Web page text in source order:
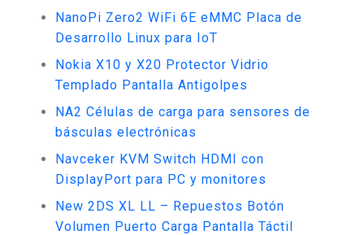
NanoPi Zero2 WiFi 6E eMMC Placa de
Desarrollo Linux para IoT
Nokia X10 y X20 Protector Vidrio
Templado Pantalla Antigolpes
NA2 Células de carga para sensores de
básculas electrónicas
Navceker KVM Switch HDMI con
DisplayPort para PC y monitores
New 2DS XL LL – Repuestos Botón
Volumen Puerto Carga Pantalla Táctil